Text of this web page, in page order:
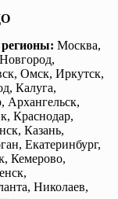
Москва,
Омск, Иркутск,
Калуга,
Архангельск,
Краснодар,
Казань,
Екатеринбург,
Кемерово,
Николаев,